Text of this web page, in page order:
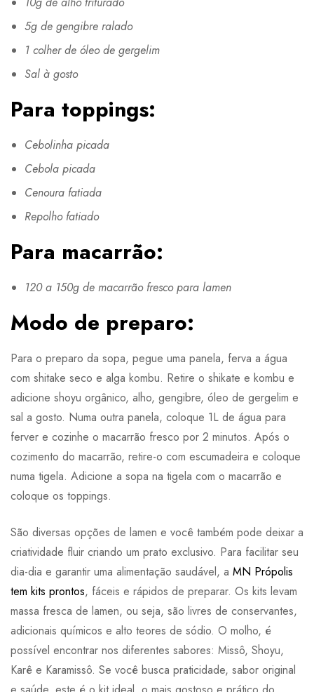
5g de gengibre ralado
1 colher de óleo de gergelim
Sal à gosto
Para toppings:
Cebolinha picada
Cebola picada
Cenoura fatiada
Repolho fatiado
Para macarrão:
120 a 150g de macarrão fresco para lamen
Modo de preparo:
Para o preparo da sopa, pegue uma panela, ferva a água
com shitake seco e alga kombu. Retire o shikate e kombu e
adicione shoyu orgânico, alho, gengibre, óleo de gergelim e
sal a gosto. Numa outra panela, coloque 1L de água para
ferver e cozinhe o macarrão fresco por 2 minutos. Após o
cozimento do macarrão, retire-o com escumadeira e coloque
numa tigela. Adicione a sopa na tigela com o macarrão e
coloque os toppings.
São diversas opções de lamen e você também pode deixar a
criatividade fluir criando um prato exclusivo. Para facilitar seu
dia-dia e garantir uma alimentação saudável, a MN Própolis
tem kits prontos, fáceis e rápidos de preparar. Os kits levam
massa fresca de lamen, ou seja, são livres de conservantes,
adicionais químicos e alto teores de sódio. O molho, é
possível encontrar nos diferentes sabores: Missô, Shoyu,
Karê e Karamissô. Se você busca praticidade, sabor original